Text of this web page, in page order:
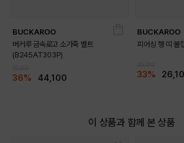
BUCKAROO
버커루 금속로고 소가죽 벨트
(B245AT303P)
36% 44,100
BUCKAROO
피어싱 챙 띠
33%
이 상품과 함께 본 상품